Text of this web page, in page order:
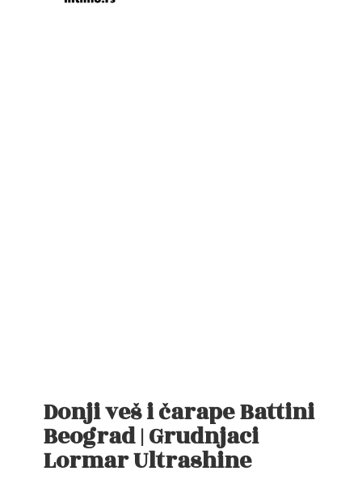
Donji veš i čarape Battini
Beograd | Grudnjaci
Lormar Ultrashine